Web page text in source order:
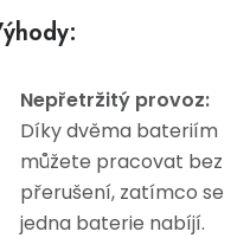
Nepřetržitý provoz:
Díky dvěma bateriím
můžete pracovat bez
přerušení, zatímco se
jedna baterie nabíjí.